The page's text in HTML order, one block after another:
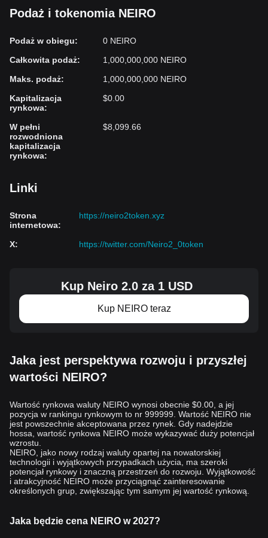
Podaż i tokenomia NEIRO
Podaż w obiegu:
0 NEIRO
Całkowita podaż:
1,000,000,000 NEIRO
Maks. podaż:
1,000,000,000 NEIRO
Kapitalizacja
rynkowa:
$0.00
W pełni
rozwodniona
kapitalizacja
rynkowa:
$8,099.66
Linki
Strona
internetowa:
https://neiro2token.xyz
X: https://twitter.com/Neiro2_0token
Kup Neiro 2.0 za 1 USD
Kup NEIRO teraz
Jaka jest perspektywa rozwoju i przyszłej
wartości NEIRO?
Wartość rynkowa waluty NEIRO wynosi obecnie $0.00, a jej
pozycja w rankingu rynkowym to nr 999999. Wartość NEIRO nie
jest powszechnie akceptowana przez rynek. Gdy nadejdzie
hossa, wartość rynkowa NEIRO może wykazywać duży potencjał
wzrostu.
NEIRO, jako nowy rodzaj waluty opartej na nowatorskiej
technologii i wyjątkowych przypadkach użycia, ma szeroki
potencjał rynkowy i znaczną przestrzeń do rozwoju. Wyjątkowość
i atrakcyjność NEIRO może przyciągnąć zainteresowanie
określonych grup, zwiększając tym samym jej wartość rynkową.
Jaka będzie cena NEIRO w 2027?